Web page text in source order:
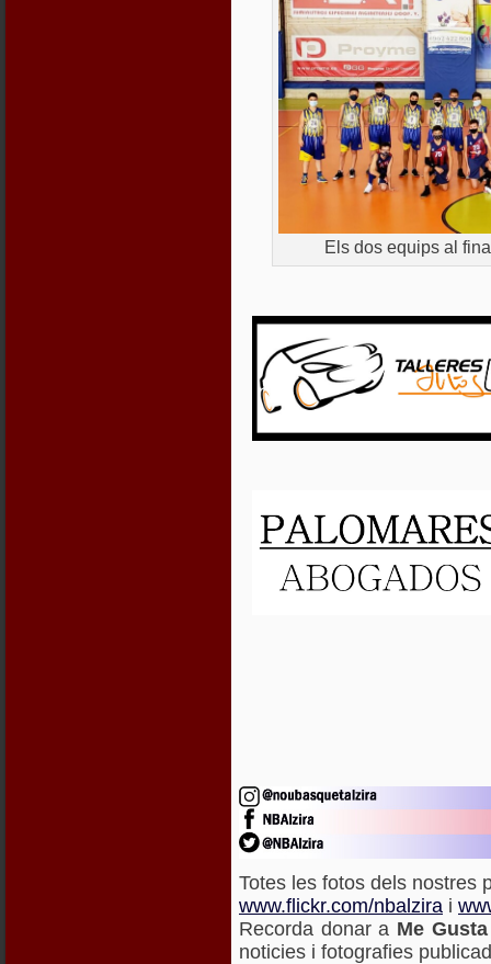
Els dos equips al
Totes les fotos dels nostres
www.flickr.com/nbalzira i
Recorda donar a Me
noticies i fotografies